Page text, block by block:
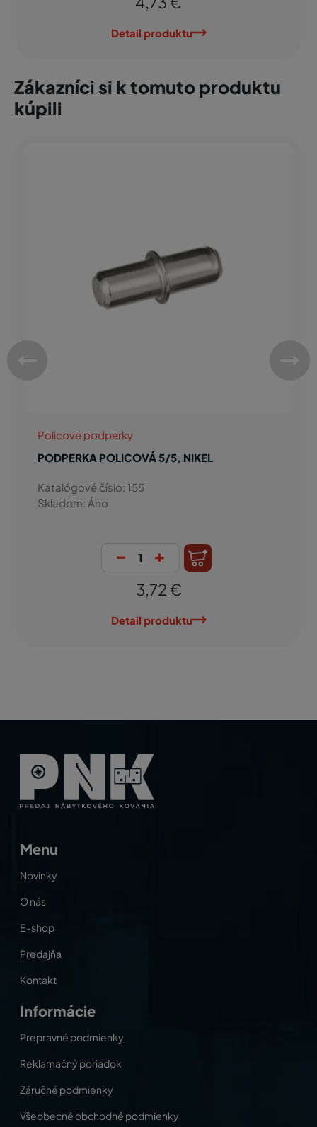
Detail produktu
Zákazníci si k tomuto produktu
kúpili
Policové podperky
PODPERKA POLICOVÁ 5/5, NIKEL
Katalógové číslo: 155
Skladom: Áno
- +
3,72 €
Detail produktu
Menu
Novinky
O nás
E-shop
Predajňa
Kontakt
Informácie
Prepravné podmienky
Reklamačný poriadok
Záručné podmienky
Všeobecné obchodné podmienky